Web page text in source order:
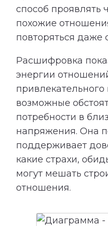
способ проявлять
похожие
повторяться
Расшифровка
энергии
привлекательного
возможные
потребности в
напряжения. Она
поддерживает
какие страхи,
могут мешать
отношения.